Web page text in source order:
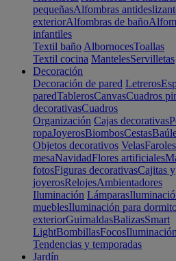
pequeñasAlfombras
exteriorAlfombras de baño
infantiles
Textil baño AlbornocesToallas
Textil cocina MantelesServilletas
Decoración
Decoración de pared Letreros
paredTablerosCanvasCuadros
decorativasCuadros
Organización Cajas decorativas
ropaJoyerosBiombosCestas
Objetos decorativos VelasFaroles
mesaNavidadFlores artificiales
fotosFiguras decorativasCajitas y
joyerosRelojesAmbientadores
Iluminación Lámparas
mueblesIluminación para
exteriorGuirnaldasBalizasSmart
LightBombillasFocos
Tendencias y temporadas
Jardín